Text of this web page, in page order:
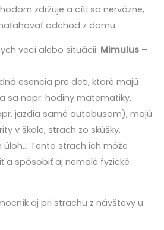
zdržuje a cíti sa nervózne,
odchod z domu.
vecí alebo situácii: Mimulus –
esencia pre deti, ktoré majú
sa napr. hodiny matematiky,
jazdia samé autobusom), majú
v škole, strach zo skúšky,
Tento strach ich môže
a spôsobiť aj nemalé fyzické
aj pri strachu z návštevy u